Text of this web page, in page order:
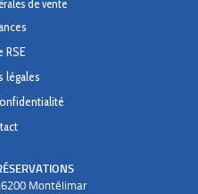
de vente
RSE
légales
Montélimar